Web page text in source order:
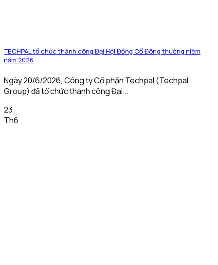
TECHPAL tổ chức thành công Đại Hội Đồng Cổ Đông thường niêm
năm 2026
Ngày 20/6/2026, Công ty Cổ phần Techpal (Techpal
Group) đã tổ chức thành công Đại...
23
Th6